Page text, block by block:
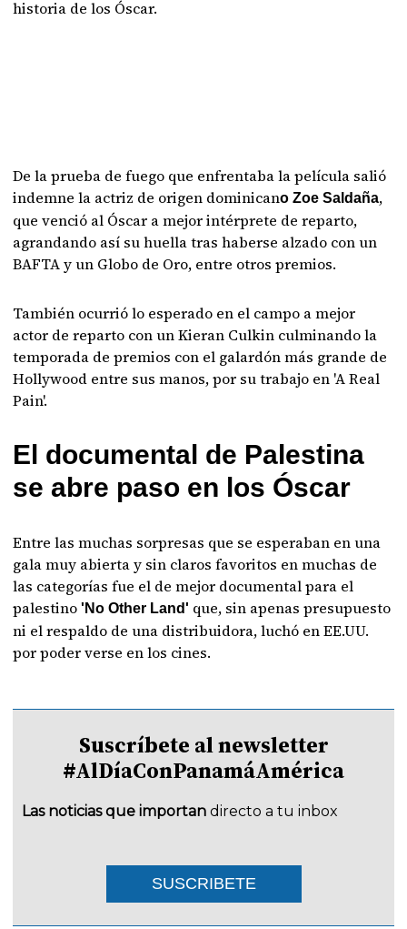
historia de los Óscar.
De la prueba de fuego que enfrentaba la película salió
indemne la actriz de origen dominicano Zoe Saldaña,
que venció al Óscar a mejor intérprete de reparto,
agrandando así su huella tras haberse alzado con un
BAFTA y un Globo de Oro, entre otros premios.
También ocurrió lo esperado en el campo a mejor
actor de reparto con un Kieran Culkin culminando la
temporada de premios con el galardón más grande de
Hollywood entre sus manos, por su trabajo en 'A Real
Pain'.
El documental de Palestina
se abre paso en los Óscar
Entre las muchas sorpresas que se esperaban en una
gala muy abierta y sin claros favoritos en muchas de
las categorías fue el de mejor documental para el
palestino 'No Other Land' que, sin apenas presupuesto
ni el respaldo de una distribuidora, luchó en EE.UU.
por poder verse en los cines.
Suscríbete al newsletter
#AlDíaConPanamáAmérica
Las noticias que importan directo a tu inbox
SUSCRIBETE